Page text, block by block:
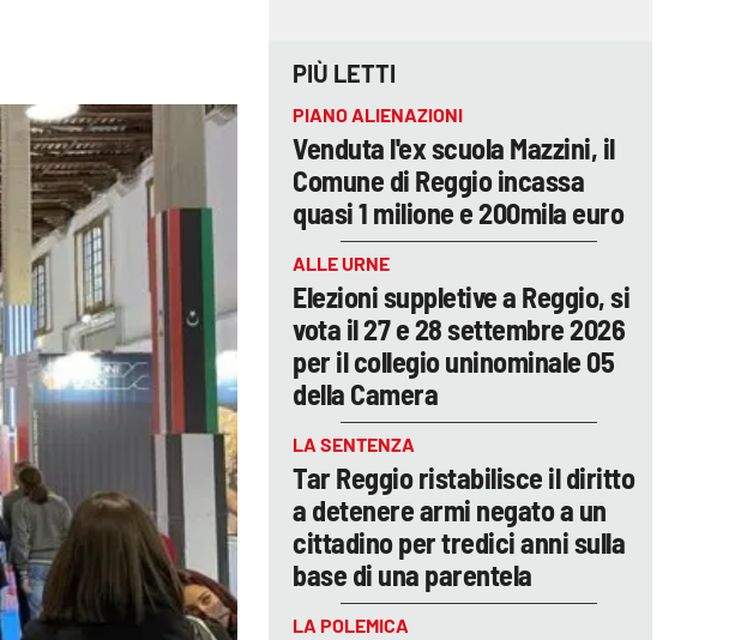
PIÙ LETTI
PIANO ALIENAZIONI
Venduta l'ex scuola Mazzini, il
Comune di Reggio incassa
quasi 1 milione e 200mila euro
ALLE URNE
Elezioni suppletive a Reggio, si
vota il 27 e 28 settembre 2026
per il collegio uninominale 05
della Camera
LA SENTENZA
Tar Reggio ristabilisce il diritto
a detenere armi negato a un
cittadino per tredici anni sulla
base di una parentela
LA POLEMICA